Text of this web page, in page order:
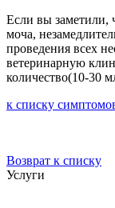
Если вы заметили,
моча,
проведения всех
ветеринарную
количество(10-30
к списку
Возврат к списку
Услуги